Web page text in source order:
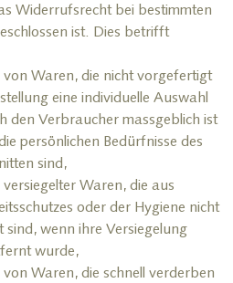
Widerrufsrecht bei bestimmten
ist. Dies betrifft
Waren, die nicht vorgefertigt
eine individuelle Auswahl
den Verbraucher massgeblich ist
persönlichen Bedürfnisse des
sind,
Waren, die aus
oder der Hygiene nicht
sind, wenn ihre Versiegelung
wurde,
Waren, die schnell verderben